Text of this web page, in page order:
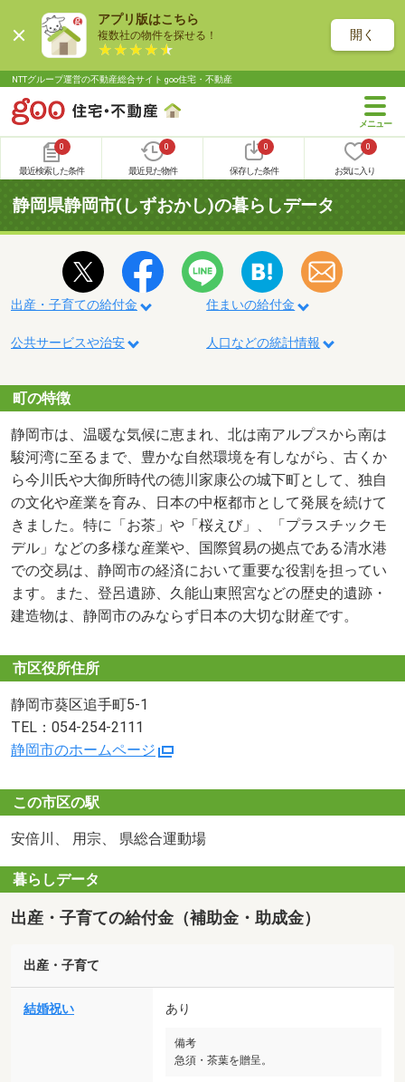
アプリ版はこちら
複数社の物件を探せる！ 開く
NTTグループ運営の不動産総合サイト goo住宅・不動産
0
最近検索した条件
0
最近見た物件
0
保存した条件
0
お気に入り
静岡県静岡市(しずおかし)の暮らしデータ
出産・子育ての給付金 住まいの給付金
公共サービスや治安 人口などの統計情報
町の特徴
静岡市は、温暖な気候に恵まれ、北は南アルプスから南は
駿河湾に至るまで、豊かな自然環境を有しながら、古くか
ら今川氏や大御所時代の徳川家康公の城下町として、独自
の文化や産業を育み、日本の中枢都市として発展を続けて
きました。特に「お茶」や「桜えび」、「プラスチックモ
デル」などの多様な産業や、国際貿易の拠点である清水港
での交易は、静岡市の経済において重要な役割を担ってい
ます。また、登呂遺跡、久能山東照宮などの歴史的遺跡・
建造物は、静岡市のみならず日本の大切な財産です。
市区役所住所
静岡市葵区追手町5-1
TEL：054-254-2111
静岡市のホームページ
この市区の駅
安倍川、 用宗、 県総合運動場
暮らしデータ
出産・子育ての給付金（補助金・助成金）
出産・子育て
結婚祝い あり
備考
急須・茶葉を贈呈。